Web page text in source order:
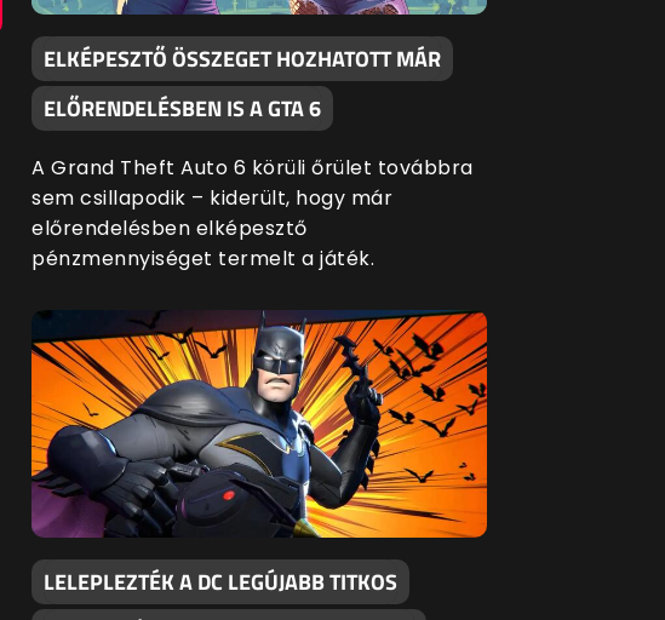
ELKÉPESZTŐ ÖSSZEGET HOZHATOTT MÁR
ELŐRENDELÉSBEN IS A GTA 6
A Grand Theft Auto 6 körüli őrület továbbra
sem csillapodik – kiderült, hogy már
előrendelésben elképesztő
pénzmennyiséget termelt a játék.
LELEPLEZTÉK A DC LEGÚJABB TITKOS